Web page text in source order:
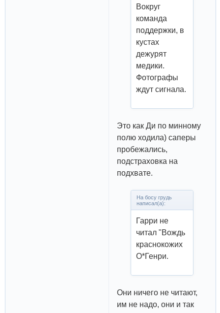
Вокруг
команда
поддержки, в
кустах
дежурят
медики.
Фотографы
ждут сигнала.
Это как Ди по минному
полю ходила) саперы
пробежались,
подстраховка на
подхвате.
На босу грудь
написал(а):
Гарри не
читал "Вождь
краснокожих
О*Генри.
Они ничего не читают,
им не надо, они и так